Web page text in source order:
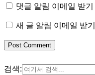
댓글 알림 이메일 받기
새 글 알림 이메일 받기
검색: